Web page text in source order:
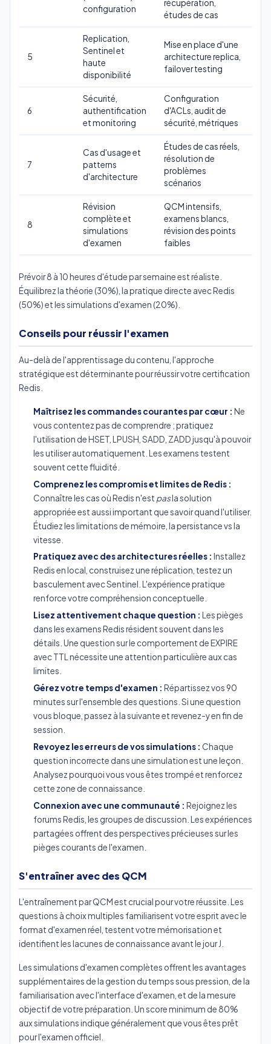
configuration
récupération,
études de cas
5
Replication,
Sentinel et
haute
disponibilité
Mise en place d'une
architecture replica,
failover testing
6
Sécurité,
authentification
et monitoring
Configuration
d'ACLs, audit de
sécurité, métriques
7
Cas d'usage et
patterns
d'architecture
Études de cas réels,
résolution de
problèmes
scénarios
8
Révision
complète et
simulations
d'examen
QCM intensifs,
examens blancs,
révision des points
faibles
Prévoir 8 à 10 heures d'étude par semaine est réaliste.
Équilibrez la théorie (30%), la pratique directe avec Redis
(50%) et les simulations d'examen (20%).
Conseils pour réussir l'examen
Au-delà de l'apprentissage du contenu, l'approche
stratégique est déterminante pour réussir votre certification
Redis.
Maîtrisez les commandes courantes par cœur : Ne
vous contentez pas de comprendre ; pratiquez
l'utilisation de HSET, LPUSH, SADD, ZADD jusqu'à pouvoir
les utiliser automatiquement. Les examens testent
souvent cette fluidité.
Comprenez les compromis et limites de Redis :
Connaître les cas où Redis n'est pasla solution
appropriée est aussi important que savoir quand l'utiliser.
Étudiez les limitations de mémoire, la persistance vs la
vitesse.
Pratiquez avec des architectures réelles : Installez
Redis en local, construisez une réplication, testez un
basculement avec Sentinel. L'expérience pratique
renforce votre compréhension conceptuelle.
Lisez attentivement chaque question : Les pièges
dans les examens Redis résident souvent dans les
détails. Une question sur le comportement de EXPIRE
avec TTL nécessite une attention particulière aux cas
limites.
Gérez votre temps d'examen : Répartissez vos 90
minutes sur l'ensemble des questions. Si une question
vous bloque, passez à la suivante et revenez-y en fin de
session.
Revoyez les erreurs de vos simulations : Chaque
question incorrecte dans une simulation est une leçon.
Analysez pourquoi vous vous êtes trompé et renforcez
cette zone de connaissance.
Connexion avec une communauté : Rejoignez les
forums Redis, les groupes de discussion. Les expériences
partagées offrent des perspectives précieuses sur les
pièges courants de l'examen.
S'entraîner avec des QCM
L'entraînement par QCM est crucial pour votre réussite. Les
questions à choix multiples familiarisent votre esprit avec le
format d'examen réel, testent votre mémorisation et
identifient les lacunes de connaissance avant le jour J.
Les simulations d'examen complètes offrent les avantages
supplémentaires de la gestion du temps sous pression, de la
familiarisation avec l'interface d'examen, et de la mesure
objectif de votre préparation. Un score minimum de 80%
aux simulations indique généralement que vous êtes prêt
pour l'examen officiel.